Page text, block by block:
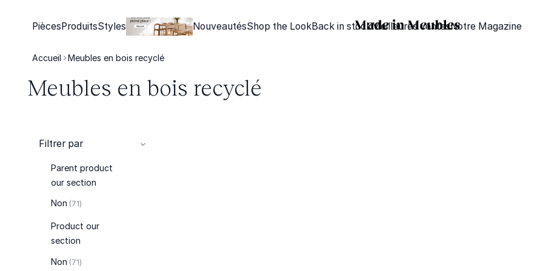
PiècesProduitsStyles NouveautésShop the LookBack in stockMeilleures ventesNotre Magazine
Accueil Meubles en bois recyclé
Meubles en bois recyclé
Filtrer par
Parent product
our section
Non 71articles
Product our
section
Non 71articles